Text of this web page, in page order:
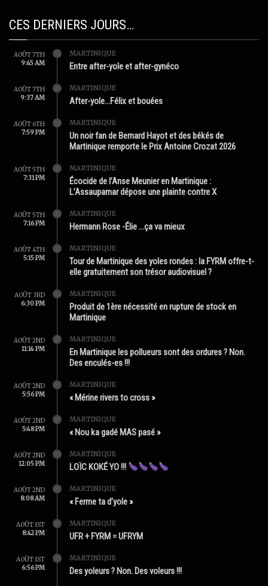
CES DERNIERS JOURS…
AOÛT 7TH
9:45 AM
MARTINIQUE
Entre after-yole et after-gynéco
AOÛT 7TH
9:37 AM
MARTINIQUE
After-yole…Félix et bouées
AOÛT 6TH
7:59 PM
MARTINIQUE
Un noir fan de Bernard Hayot et des békés de
Martinique remporte le Prix Antoine Crozat 2026
AOÛT 5TH
7:31 PM
MARTINIQUE
Écocide de l’Anse Meunier en Martinique :
L’Assaupamar dépose une plainte contre X
AOÛT 5TH
7:16 PM
MARTINIQUE
Hermann Rose -Élie …ça va mieux
AOÛT 4TH
5:15 PM
MARTINIQUE
Tour de Martinique des yoles rondes : la FYRM offre-t-
elle gratuitement son trésor audiovisuel ?
AOÛT 3RD
6:30 PM
MARTINIQUE
Produit de 1ère nécessité en rupture de stock en
Martinique
AOÛT 2ND
11:14 PM
MARTINIQUE
En Martinique les pollueurs sont des ordures ? Non.
Des enculés-es !!!
AOÛT 2ND
5:56 PM
MARTINIQUE
« Mérine rivers to cross »
AOÛT 2ND
5:48 PM
MARTINIQUE
« Nou ka gadé MAS pasé »
AOÛT 2ND
12:05 PM
MARTINIQUE
LOÏC KOKÉ YO !!!
AOÛT 2ND
8:08 AM
MARTINIQUE
« Ferme ta d’yole »
AOÛT 1ST
8:42 PM
MARTINIQUE
UFR + FYRM = UFRYM
AOÛT 1ST
6:56 PM
MARTINIQUE
Des yoleurs ? Non. Des voleurs !!!